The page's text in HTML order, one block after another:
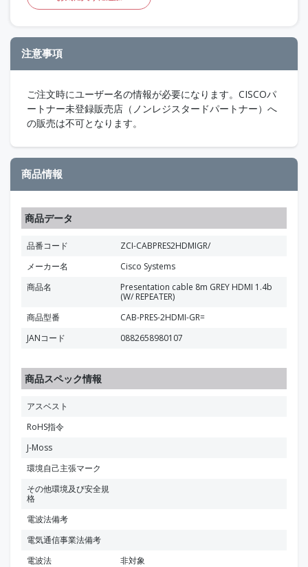
注意事項
ご注文時にユーザー名の情報が必要になります。CISCOパ
ートナー未登録販売店（ノンレジスタードパートナー）へ
の販売は不可となります。
商品情報
商品データ
品番コード
ZCI-CABPRES2HDMIGR/
メーカー名
Cisco Systems
商品名
Presentation cable 8m GREY HDMI 1.4b
(W/ REPEATER)
商品型番
CAB-PRES-2HDMI-GR=
JANコード
0882658980107
商品スペック情報
アスベスト
RoHS指令
J-Moss
環境自己主張マーク
その他環境及び安全規
格
電波法備考
電気通信事業法備考
電波法
非対象